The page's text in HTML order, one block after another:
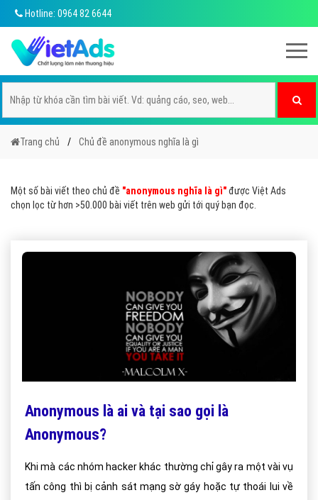
Hotline: 0964 82 6644
Trang chủ Chủ đề anonymous nghĩa là gì
Một số bài viết theo chủ đề "anonymous nghĩa là gì"được Việt Ads
chọn lọc từ hơn >50.000 bài viết trên web gửi tới quý bạn đọc.
Anonymous là ai và tại sao gọi là
Anonymous?
Khi mà các nhóm hacker khác thường chỉ gây ra một vài vụ
tấn công thì bị cảnh sát mạng sờ gáy hoặc tự thoái lui về